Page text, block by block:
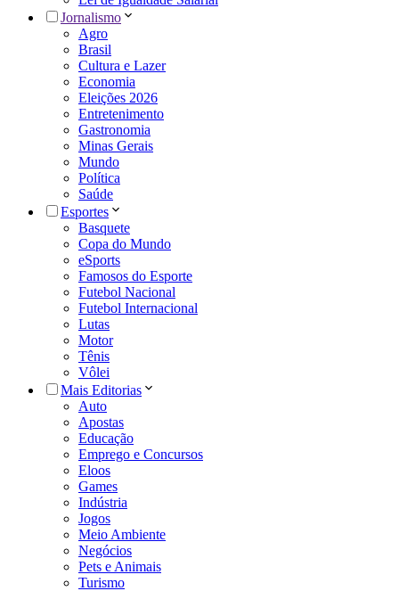
Jornalismo
Agro
Brasil
Cultura e Lazer
Economia
Eleições 2026
Entretenimento
Gastronomia
Minas Gerais
Mundo
Política
Saúde
Esportes
Basquete
Copa do Mundo
eSports
Famosos do Esporte
Futebol Nacional
Futebol Internacional
Lutas
Motor
Tênis
Vôlei
Mais Editorias
Auto
Apostas
Educação
Emprego e Concursos
Eloos
Games
Indústria
Jogos
Meio Ambiente
Negócios
Pets e Animais
Turismo